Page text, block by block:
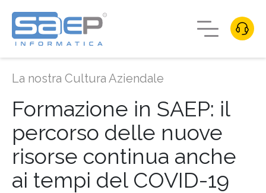
La nostra Cultura Aziendale
Formazione in SAEP: il
percorso delle nuove
risorse continua anche
ai tempi del COVID-19